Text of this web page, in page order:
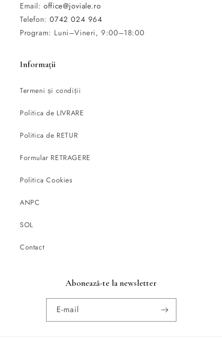
Email:office@joviale.ro
Telefon:0742 024 964
Program: Luni–Vineri, 9:00–18:00
Informații
Termeni și condiții
Politica de LIVRARE
Politica de RETUR
Formular RETRAGERE
Politica Cookies
ANPC
SOL
Contact
Abonează-te la newsletter
E-mail